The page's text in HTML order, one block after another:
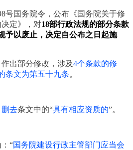
号国务院令，公布《国务院关于修
定》，对18部行政法规的部分条款
予以废止，决定自公布之日起施
作出部分修改，涉及4个条款的修
条文为第五十九条。
删去条文中的“具有相应资质的”。
“国务院建设行政主管部门应当会